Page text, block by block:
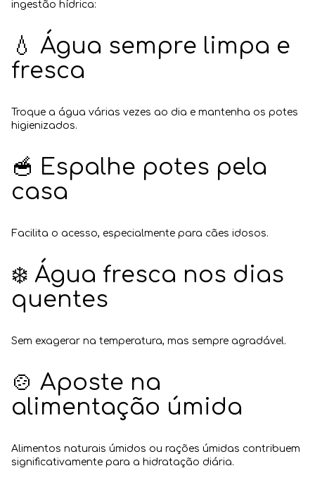
ingestão hídrica:
💧 Água sempre limpa e
fresca
Troque a água várias vezes ao dia e mantenha os potes
higienizados.
🥣 Espalhe potes pela
casa
Facilita o acesso, especialmente para cães idosos.
❄️ Água fresca nos dias
quentes
Sem exagerar na temperatura, mas sempre agradável.
🍲 Aposte na
alimentação úmida
Alimentos naturais úmidos ou rações úmidas contribuem
significativamente para a hidratação diária.